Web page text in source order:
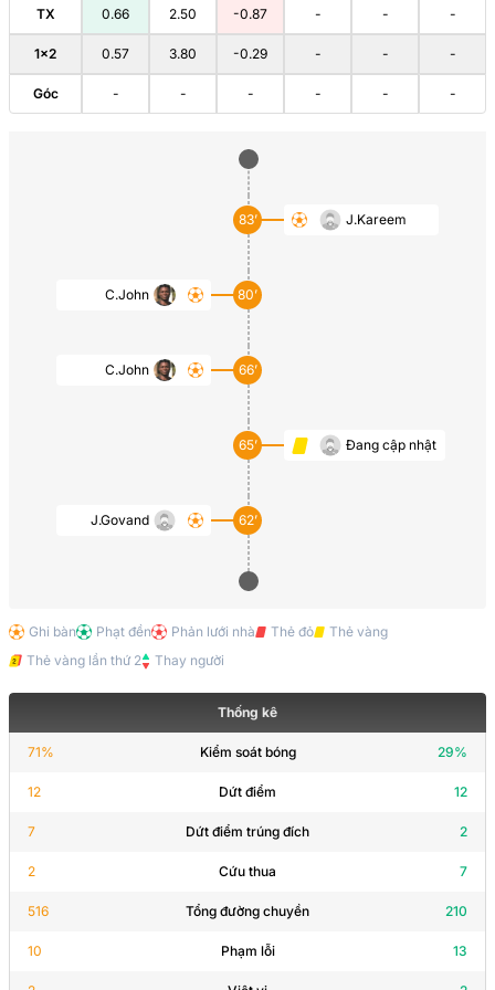
TX 0.66 2.50 -0.87 - - -
1×2 0.57 3.80 -0.29 - - -
Góc - - - - - -
83’ J.Kareem
C.John 80’
C.John 66’
65’ Đang cập nhật
J.Govand 62’
Thống kê
71% Kiểm soát bóng 29%
12 Dứt điểm 12
7 Dứt điểm trúng đích 2
2 Cứu thua 7
516 Tổng đường chuyền 210
10 Phạm lỗi 13
Ghi bàn Phạt đền Phản lưới nhà Thẻ đỏ
Thẻ vàng
Thẻ vàng lần thứ 2
Thay người